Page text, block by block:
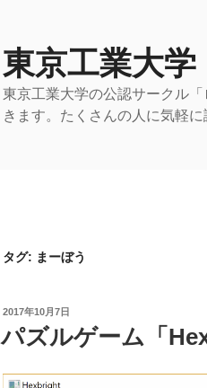
東京工業大
東京工業大学の公認サークル
きます。たくさんの人に気軽
タグ: まーぼう
投
日:
2017年10月7日
パズルゲーム「